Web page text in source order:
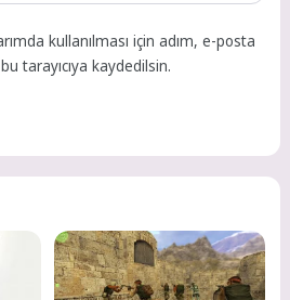
kullanılması için adım, e-posta
tarayıcıya kaydedilsin.